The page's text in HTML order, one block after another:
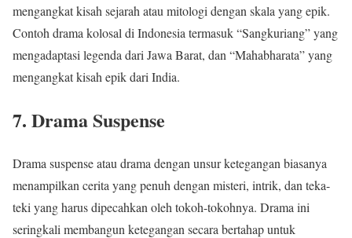
mengangkat kisah sejarah atau mitologi dengan skala yang epik.
Contoh drama kolosal di Indonesia termasuk “Sangkuriang” yang
mengadaptasi legenda dari Jawa Barat, dan “Mahabharata” yang
mengangkat kisah epik dari India.
7. Drama Suspense
Drama suspense atau drama dengan unsur ketegangan biasanya
menampilkan cerita yang penuh dengan misteri, intrik, dan teka-
teki yang harus dipecahkan oleh tokoh-tokohnya. Drama ini
seringkali membangun ketegangan secara bertahap untuk